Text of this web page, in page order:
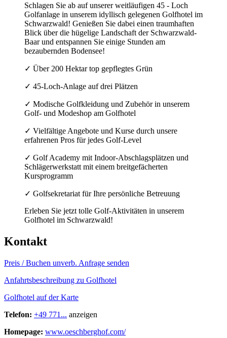
Schlagen Sie ab auf unserer weitläufigen 45 - Loch
Golfanlage in unserem idyllisch gelegenen Golfhotel im
Schwarzwald! Genießen Sie dabei einen traumhaften
Blick über die hügelige Landschaft der Schwarzwald-
Baar und entspannen Sie einige Stunden am
bezaubernden Bodensee!
✓ Über 200 Hektar top gepflegtes Grün
✓ 45-Loch-Anlage auf drei Plätzen
✓ Modische Golfkleidung und Zubehör in unserem
Golf- und Modeshop am Golfhotel
✓ Vielfältige Angebote und Kurse durch unsere
erfahrenen Pros für jedes Golf-Level
✓ Golf Academy mit Indoor-Abschlagsplätzen und
Schlägerwerkstatt mit einem breitgefächerten
Kursprogramm
✓ Golfsekretariat für Ihre persönliche Betreuung
Erleben Sie jetzt tolle Golf-Aktivitäten in unserem
Golfhotel im Schwarzwald!
Kontakt
Preis / Buchen unverb. Anfrage senden
Anfahrtsbeschreibung zu Golfhotel
Golfhotel auf der Karte
Telefon: +49 771... anzeigen
Homepage: www.oeschberghof.com/